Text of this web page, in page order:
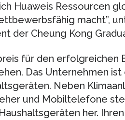
Huaweis Ressourcen
macht”,
der Cheung Kong
für den erfolgreichen
Das Unternehmen
Neben
und Mobiltelefone
her.